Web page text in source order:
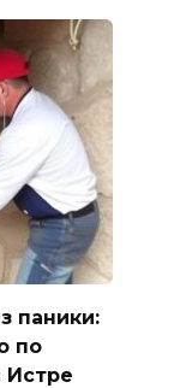
паники:
по
Истре